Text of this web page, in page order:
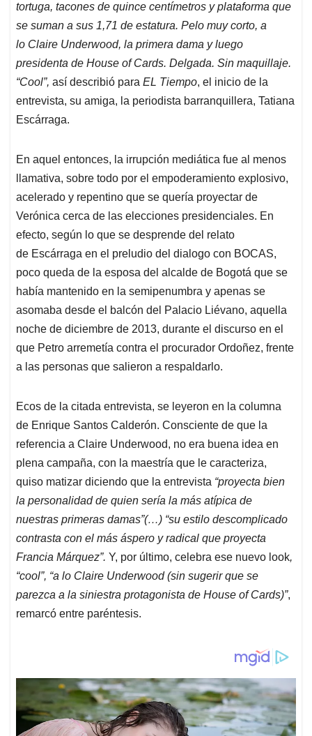
tortuga, tacones de quince centímetros y plataforma que
se suman a sus 1,71 de estatura. Pelo muy corto, a
lo Claire Underwood, la primera dama y luego
presidenta de House of Cards. Delgada. Sin maquillaje.
“Cool”, así describió para EL Tiempo, el inicio de la
entrevista, su amiga, la periodista barranquillera, Tatiana
Escárraga.
En aquel entonces, la irrupción mediática fue al menos
llamativa, sobre todo por el empoderamiento explosivo,
acelerado y repentino que se quería proyectar de
Verónica cerca de las elecciones presidenciales. En
efecto, según lo que se desprende del relato
de Escárraga en el preludio del dialogo con BOCAS,
poco queda de la esposa del alcalde de Bogotá que se
había mantenido en la semipenumbra y apenas se
asomaba desde el balcón del Palacio Liévano, aquella
noche de diciembre de 2013, durante el discurso en el
que Petro arremetía contra el procurador Ordoñez, frente
a las personas que salieron a respaldarlo.
Ecos de la citada entrevista, se leyeron en la columna
de Enrique Santos Calderón. Consciente de que la
referencia a Claire Underwood, no era buena idea en
plena campaña, con la maestría que le caracteriza,
quiso matizar diciendo que la entrevista “proyecta bien
la personalidad de quien sería la más atípica de
nuestras primeras damas”(…) “su estilo descomplicado
contrasta con el más áspero y radical que proyecta
Francia Márquez”. Y, por último, celebra ese nuevo look,
“cool”, “a lo Claire Underwood (sin sugerir que se
parezca a la siniestra protagonista de House of Cards)”,
remarcó entre paréntesis.